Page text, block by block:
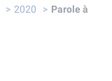
2020
Parole à